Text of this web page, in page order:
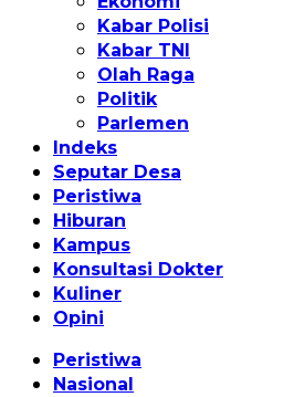
Kabar Polisi
Kabar TNI
Olah Raga
Politik
Parlemen
Indeks
Seputar Desa
Peristiwa
Hiburan
Kampus
Konsultasi Dokter
Kuliner
Opini
Peristiwa
Nasional